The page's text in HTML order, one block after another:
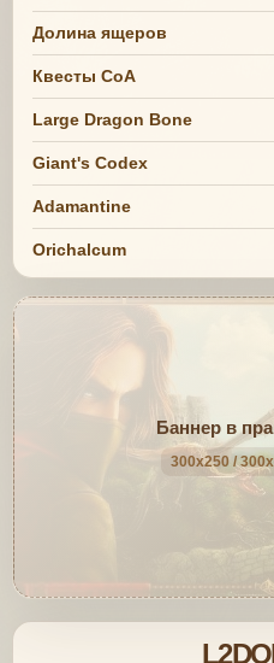
Долина ящеров
Квесты СоА
Large Dragon Bone
Giant's Codex
Adamantine
Orichalcum
Баннер в
300x250 /